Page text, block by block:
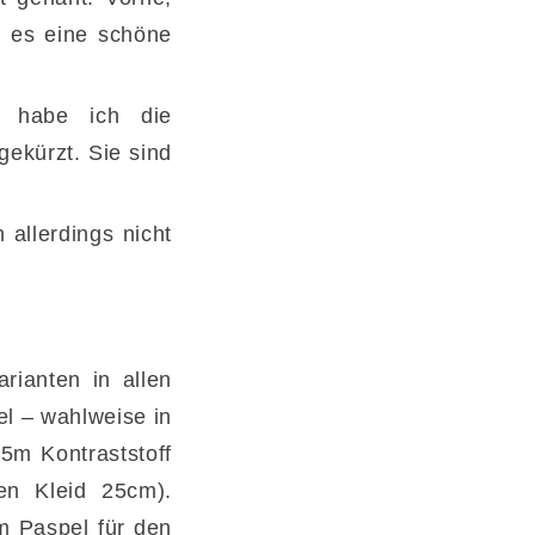
es eine schöne
habe ich die
Sie sind
allerdings nicht
in allen
– wahlweise in
Kontraststoff
Kleid 25cm).
Paspel für den